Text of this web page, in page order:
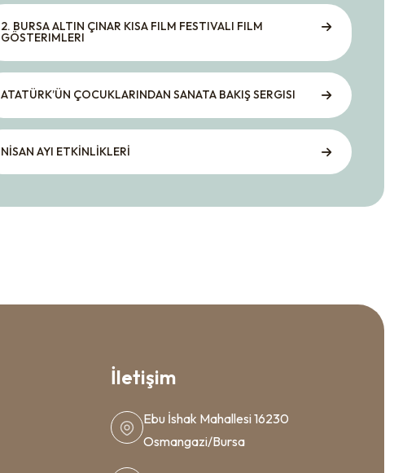
2. BURSA ALTIN ÇINAR KISA FILM FESTIVALI FILM
GÖSTERIMLERI
ATATÜRK’ÜN ÇOCUKLARINDAN SANATA BAKIŞ SERGISI
NİSAN AYI ETKİNLİKLERİ
İletişim
Ebu İshak Mahallesi 16230
Osmangazi/Bursa